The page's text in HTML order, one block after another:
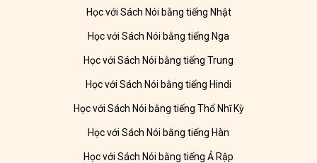
Học với Sách Nói bằng tiếng Nhật
Học với Sách Nói bằng tiếng Nga
Học với Sách Nói bằng tiếng Trung
Học với Sách Nói bằng tiếng Hindi
Học với Sách Nói bằng tiếng Thổ Nhĩ Kỳ
Học với Sách Nói bằng tiếng Hàn
Học với Sách Nói bằng tiếng Ả Rập